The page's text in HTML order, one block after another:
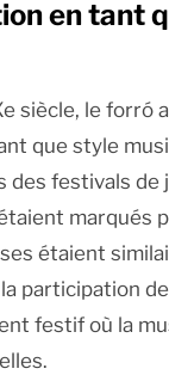
en tant
siècle, le forró
que style
des festivals de
marqués
étaient
participation
festif où la